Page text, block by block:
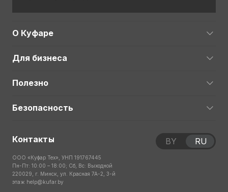
О Куфаре
Для бизнеса
Полезно
Безопасность
Контакты
ООО «Куфар Тех», УНП 191767445
Пн-Пт: 10:00 – 18:00; Сб, Вс: Выходной
220029, г. Минск, ул. Красная 7А-2, 3-й
этаж help@kufar.by
BY RU